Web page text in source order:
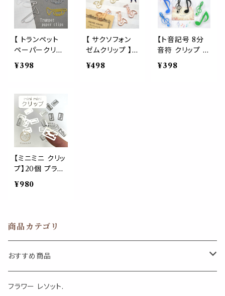
ロンボーン 音楽
楽譜 譜面 音符
ペーパー 事務
用品 先生 歌手
演奏 バインダー
プレゼント ラッ
品 デスク アイテ
ム バンド 楽譜
吹奏楽 コンクー
ル コンサート 音
楽 音大
パー アイテム デ
スク 手帳 ファイ
ル バインダー ス
テーショナリー
吹奏楽
【 トランペット
ペーパークリッ
プ 】12個入 3色
セット 白 黄色
楽器 吹奏楽 ジ
ャズ オーケスト
ラ 音楽 コンク
ール ラッパ マー
チング ゼムクリ
ップ 楽譜 文房
具 バインダー フ
ァイル 部活動
事務用品 勉強
¥398
【 サクソフォン
ゼムクリップ 】 1
2個入り 選べる
２色 ゴールド ピ
¥498
【ト音記号 8分
音符 クリップ 】
2個セット 選べ
るカラー プラス
¥398
【ミニミニ クリッ
プ】20個 プラチ
ナ シルバー 文
房具 お洒落 文
フト 装飾 おしゃ
れ かわいい ス
テーショナリー
ゼムクリップ プ
¥980
商品カテゴリ
おすすめ商品
気になる虫対策に
フラワー レソット.